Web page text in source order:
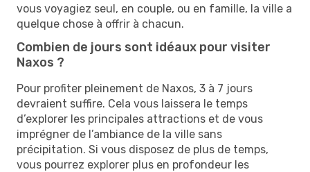
vous voyagiez seul, en couple, ou en famille, la ville a
quelque chose à offrir à chacun.
Combien de jours sont idéaux pour visiter
Naxos ?
Pour profiter pleinement de Naxos, 3 à 7 jours
devraient suffire. Cela vous laissera le temps
d’explorer les principales attractions et de vous
imprégner de l’ambiance de la ville sans
précipitation. Si vous disposez de plus de temps,
vous pourrez explorer plus en profondeur les